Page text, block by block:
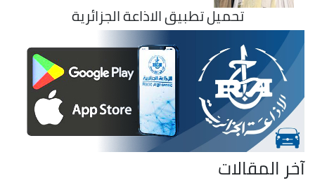
تحميل تطبيق الاذاعة الجزائرية
آخر المقالات